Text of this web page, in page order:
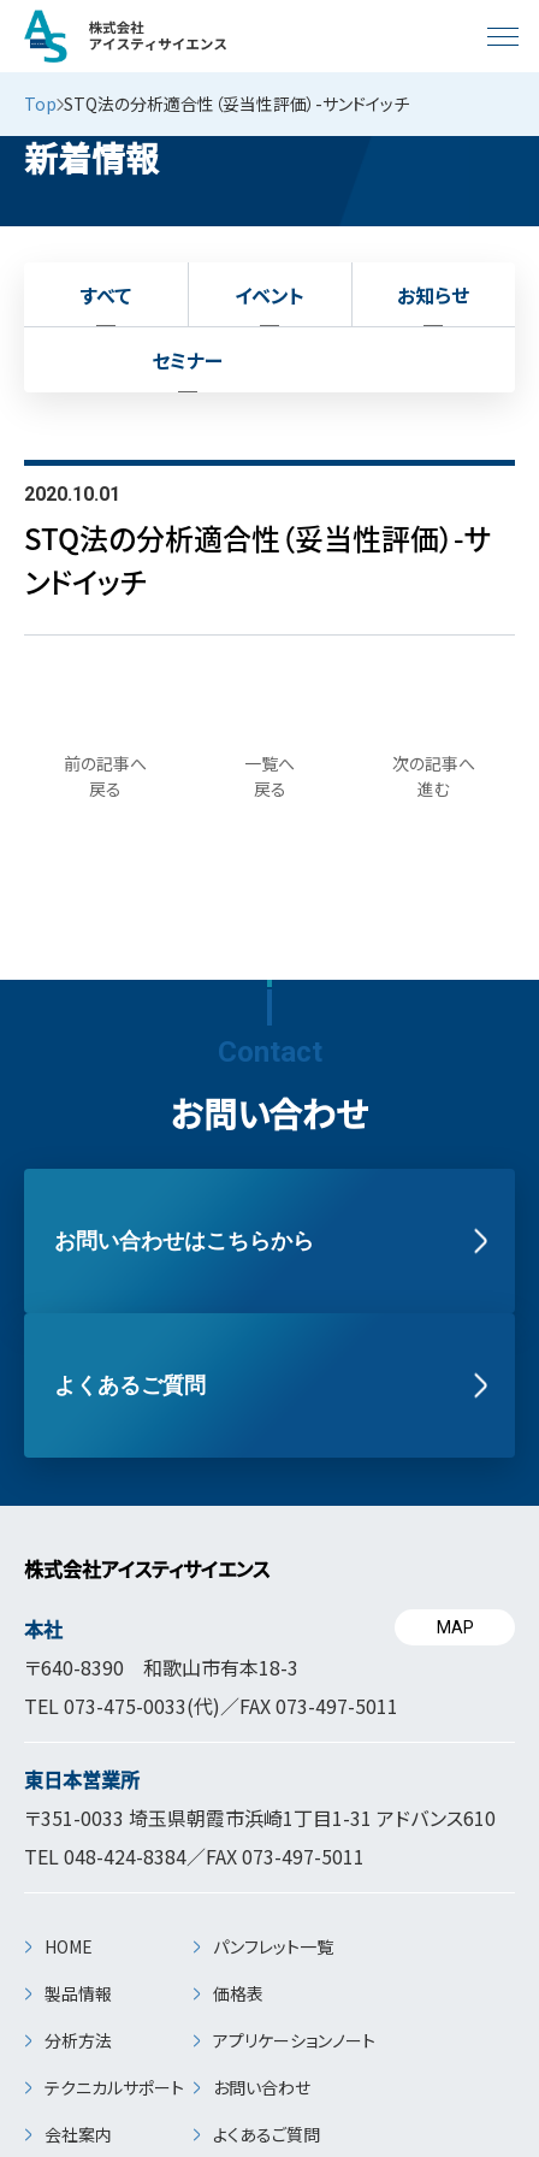
Top STQ法の分析適合性（妥当性評価）-サンドイッチ
新着情報
すべて イベント お知らせ
セミナー
2020.10.01
STQ法の分析適合性（妥当性評価）-サ
ンドイッチ
一覧へ
戻る
前の記事へ
戻る
次の記事へ
進む
Contact
お問い合わせ
お問い合わせはこちらから
よくあるご質問
株式会社アイスティサイエンス
本社
〒640-8390 和歌山市有本18-3
TEL073-475-0033(代)／FAX 073-497-5011
MAP
東日本営業所
〒351-0033 埼玉県朝霞市浜崎1丁目1-31 アドバンス610
TEL048-424-8384／FAX 073-497-5011
HOME
製品情報
分析方法
テクニカルサポート
会社案内
パンフレット一覧
価格表
アプリケーションノート
お問い合わせ
よくあるご質問